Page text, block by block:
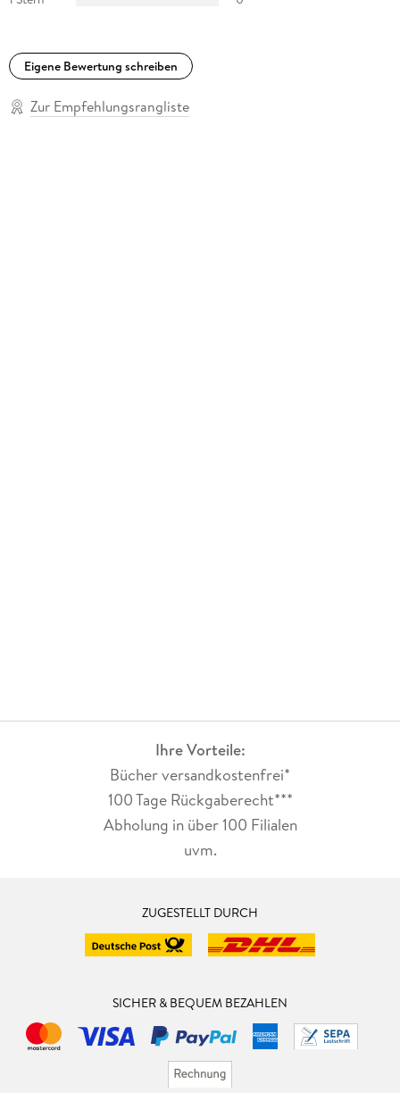
Eigene Bewertung schreiben
Zur Empfehlungsrangliste
Ihre Vorteile:
Bücher versandkostenfrei*
100 Tage Rückgaberecht***
Abholung in über 100 Filialen
uvm.
ZUGESTELLT DURCH
SICHER & BEQUEM BEZAHLEN